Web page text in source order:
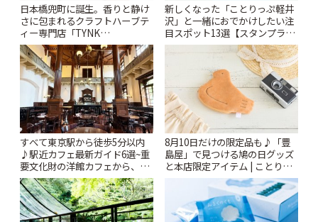
日本橋兜町に誕生。香りと静け
さに包まれるクラフトハーブテ
ィー専門店「TYNK
Kabutocho」 | ことりっぷ
新しくなった「ことりっぷ軽井
沢」と一緒におでかけしたい注
目スポット13選【スタンプラリ
ー開催中】 | ことりっぷ
すべて東京駅から徒歩5分以内
♪駅近カフェ最新ガイド6選~重
要文化財の洋館カフェから、改
札すぐのレトロ喫茶まで~ | こと
りっぷ
8月10日だけの限定品も♪「豊
島屋」で見つける鳩の日グッズ
と本店限定アイテム | ことりっ